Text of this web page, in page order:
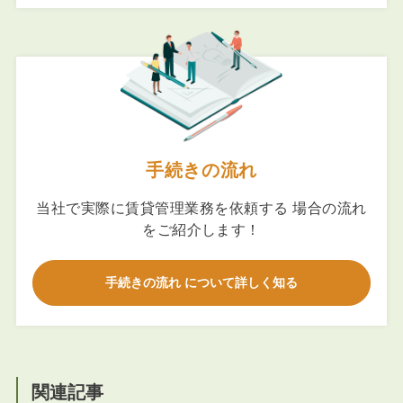
手続きの流れ
当社で実際に賃貸管理業務を依頼する 場合の流れ
をご紹介します！
手続きの流れ について詳しく知る
関連記事